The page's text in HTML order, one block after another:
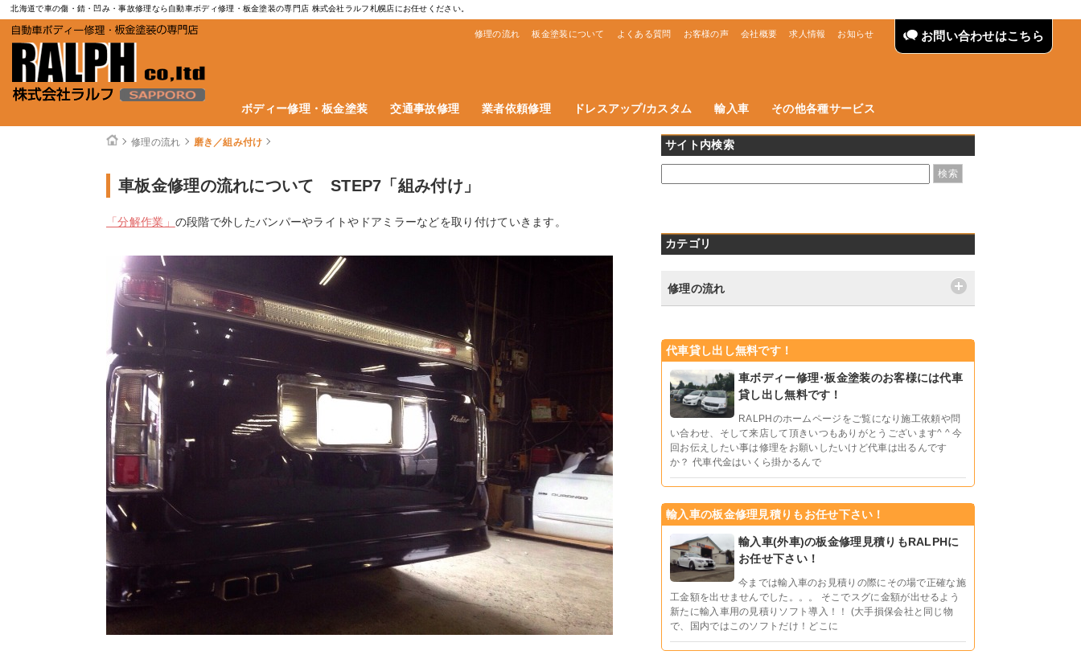
北海道で車の傷・錆・凹み・事故修理なら自動車ボディ修理・板金塗装の専門店 株式会社ラルフ札幌店にお任せください。
お問い合わせはこちら
会社概要 求人情報 お知らせ
修理の流れ 板金塗装について よくある質問 お客様の声
ボディー修理・板金塗装 交通事故修理 業者依頼修理 ドレスアップ/カスタム 輸入車 その他各種サービス
修理の流れ 磨き／組み付け
車板金修理の流れについて STEP7「組み付け」
「分解作業」 の段階で外したバンパーやライトやドアミラーなどを取り付けていきます。
サイト内検索
カテゴリ
修理の流れ
代車貸し出し無料です！
車ボディー修理･板金塗装のお客様には代車
貸し出し無料です！
RALPHのホームページをご覧になり施工依頼や問
い合わせ、そして来店して頂きいつもありがとうございます^ ^ 今
回お伝えしたい事は修理をお願いしたいけど代車は出るんです
か？ 代車代金はいくら掛かるんで
輸入車の板金修理見積りもお任せ下さい！
輸入車(外車)の板金修理見積りもRALPHに
お任せ下さい！
今までは輸入車のお見積りの際にその場で正確な施
工金額を出せませんでした。。。 そこでスグに金額が出せるよう
新たに輸入車用の見積りソフト導入！！ (大手損保会社と同じ物
で、国内ではこのソフトだけ！どこに